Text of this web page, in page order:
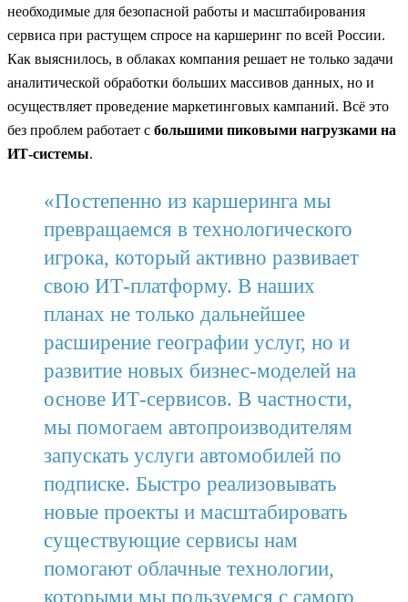
необходимые для безопасной работы и масштабирования
сервиса при растущем спросе на каршеринг по всей России.
Как выяснилось, в облаках компания решает не только задачи
аналитической обработки больших массивов данных, но и
осуществляет проведение маркетинговых кампаний. Всё это
без проблем работает с большими пиковыми нагрузками на
ИТ-системы.
«Постепенно из каршеринга мы
превращаемся в технологического
игрока, который активно развивает
свою ИТ-платформу. В наших
планах не только дальнейшее
расширение географии услуг, но и
развитие новых бизнес-моделей на
основе ИТ-сервисов. В частности,
мы помогаем автопроизводителям
запускать услуги автомобилей по
подписке. Быстро реализовывать
новые проекты и масштабировать
существующие сервисы нам
помогают облачные технологии,
которыми мы пользуемся с самого